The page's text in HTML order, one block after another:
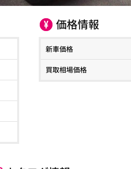
価格情報
新車価格
買取相場価格